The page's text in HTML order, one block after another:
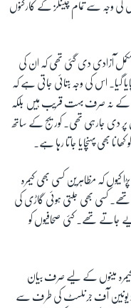
کی وجہ سے تمام چینلز کے کارکنوں
دوران صرف ایک نجی چینل 92 نیوز کو مکمل آزادی دی گئی تھی کہ ان کی
گیا۔ اس کی وجہ بتائی جاتی ہے کہ
کے نہ صرف بہت قریب ہیں بلکہ
دی جارہی تھی۔ کوریج کے ساتھ
بھی پہنچایا جاتا رہا ہے۔
کیوں کہ مظاہرین کسی بھی کیمرہ
کسی بھی جلتی ہوئی گاڑی کی
دیے جاتے تھے۔ کئی صحافیوں کو
مینوں کے لیے صرف بیان
یونین آف جرنلسٹ کی طرف سے